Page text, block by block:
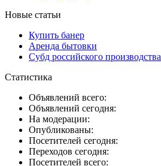
Новые статьи
Купить банер
Аренда бытовки
Субд российского производства
Статистика
Объявлений всего:
Объявлений сегодня:
На модерации:
Опубликованы:
Посетителей сегодня:
Переходов сегодня:
Посетителей всего: